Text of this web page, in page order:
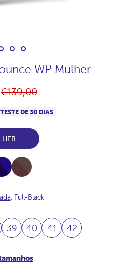
WP Mulher
Preço
€139,00
TESTE DE 30 DIAS
Full-
Chocolate
: Full-Black
39 40 41 42